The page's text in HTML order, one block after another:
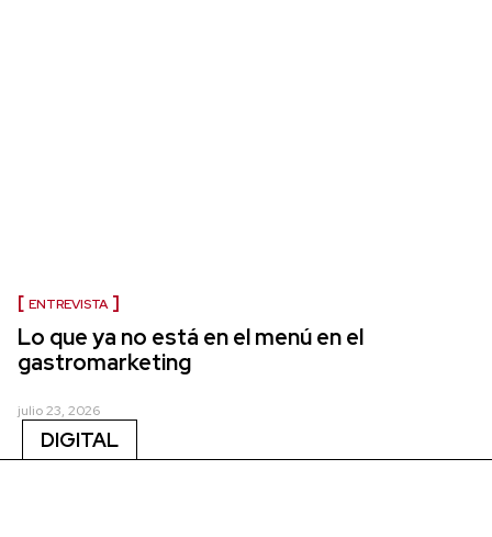
ENTREVISTA
Lo que ya no está en el menú en el
gastromarketing
julio 23, 2026
DIGITAL